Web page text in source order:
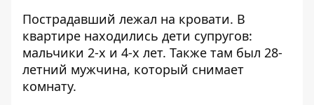
Пострадавший лежал на кровати. В
квартире находились дети супругов:
мальчики 2-х и 4-х лет. Также там был 28-
летний мужчина, который снимает
комнату.